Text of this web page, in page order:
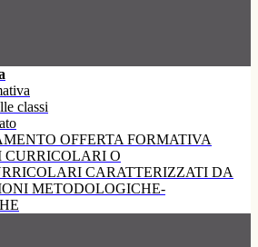
classi
OFFERTA FORMATIVA
CURRICOLARI O
CARATTERIZZATI DA
METODOLOGICHE-